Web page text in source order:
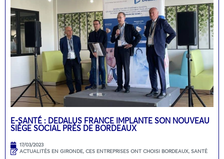
E-SANTÉ : DEDALUS FRANCE IMPLANTE SON NOUVEAU
SIÈGE SOCIAL PRÈS DE BORDEAUX
17/03/2023
ACTUALITÉS EN GIRONDE, CES ENTREPRISES ONT CHOISI BORDEAUX, SANTÉ